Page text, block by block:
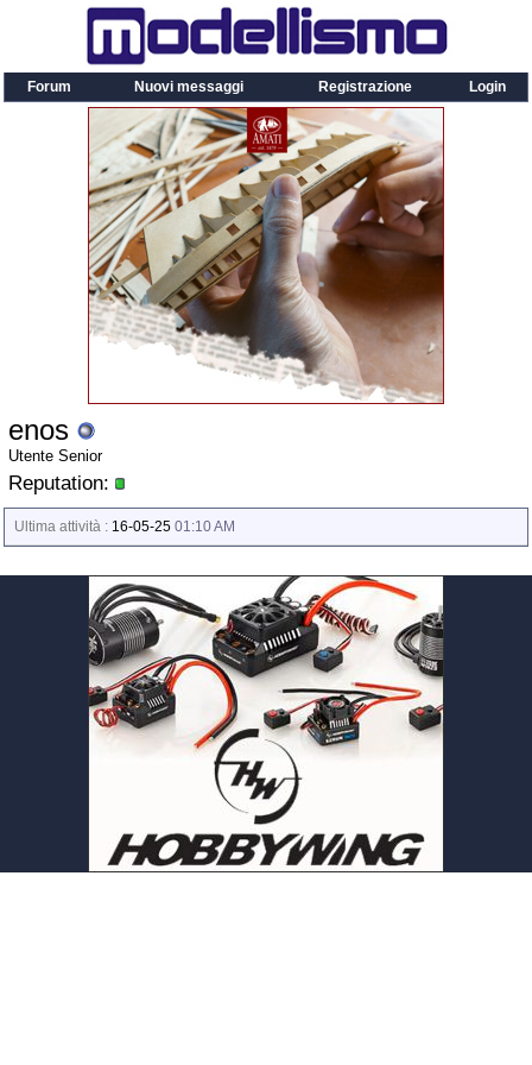
Forum Nuovi messaggi Registrazione Login
enos
Utente Senior
Reputation:
Ultima attività : 16-05-25 01:10 AM